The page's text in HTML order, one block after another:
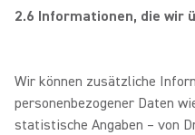
2.6 Informationen, die wir
Wir können zusätzliche
personenbezogener Daten
statistische Angaben – von